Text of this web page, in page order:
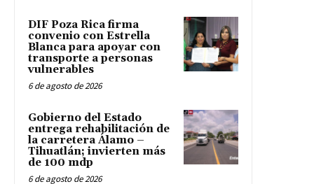
DIF Poza Rica firma
convenio con Estrella
Blanca para apoyar con
transporte a personas
vulnerables
6 de agosto de 2026
Gobierno del Estado
entrega rehabilitación de
la carretera Álamo –
Tihuatlán; invierten más
de 100 mdp
6 de agosto de 2026